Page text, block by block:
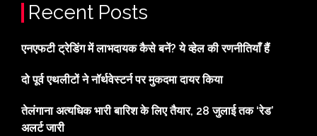
Recent Posts
एनएफटी ट्रेडिंग में लाभदायक कैसे बनें? ये व्हेल की रणनीतियाँ हैं
दो पूर्व एथलीटों ने नॉर्थवेस्टर्न पर मुकदमा दायर किया
तेलंगाना अत्यधिक भारी बारिश के लिए तैयार, 28 जुलाई तक ‘रेड’
अलर्ट जारी